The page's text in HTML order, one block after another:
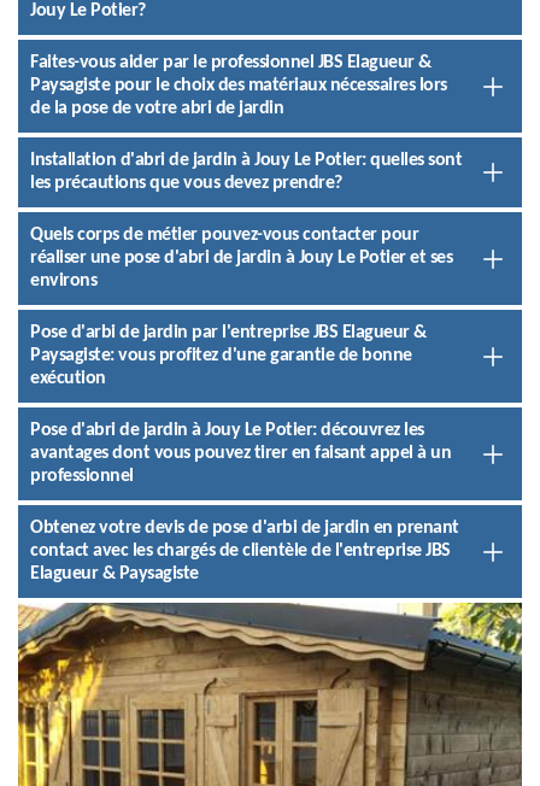
Jouy Le Potier?
Faites-vous aider par le professionnel JBS Elagueur &
Paysagiste pour le choix des matériaux nécessaires lors
de la pose de votre abri de jardin
Installation d'abri de jardin à Jouy Le Potier: quelles sont
les précautions que vous devez prendre?
Quels corps de métier pouvez-vous contacter pour
réaliser une pose d'abri de jardin à Jouy Le Potier et ses
environs
Pose d'arbi de jardin par l'entreprise JBS Elagueur &
Paysagiste: vous profitez d'une garantie de bonne
exécution
Pose d'abri de jardin à Jouy Le Potier: découvrez les
avantages dont vous pouvez tirer en faisant appel à un
professionnel
Obtenez votre devis de pose d'arbi de jardin en prenant
contact avec les chargés de clientèle de l'entreprise JBS
Elagueur & Paysagiste